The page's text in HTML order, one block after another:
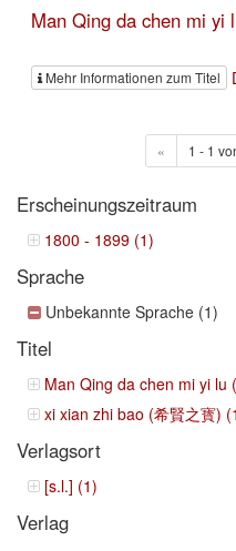
Man Qing da chen mi yi
Mehr Informationen zum Titel
« 1 - 1
Erscheinungszeitraum
1800 - 1899 (1)
Sprache
Unbekannte Sprache (1)
Titel
Man Qing da chen mi yi lu
xi xian zhi bao (希賢之寳)
Verlagsort
[s.l.] (1)
Verlag